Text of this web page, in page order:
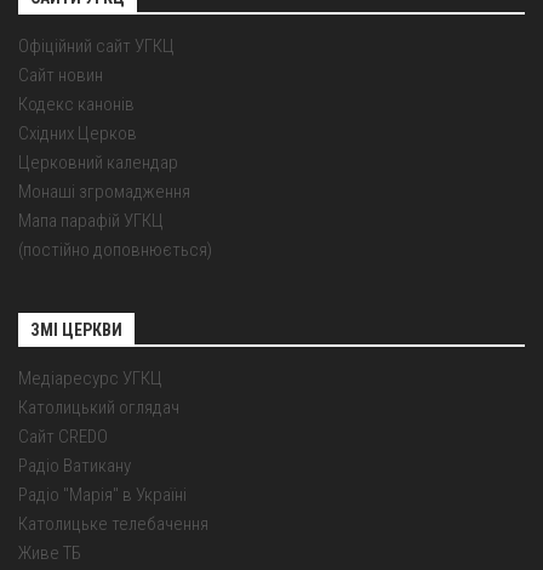
Офіційний сайт УГКЦ
Сайт новин
Кодекс канонів
Східних Церков
Церковний календар
Монаші згромадження
Мапа парафій УГКЦ
(постійно доповнюється)
ЗМІ ЦЕРКВИ
Медіаресурс УГКЦ
Католицький оглядач
Сайт CREDO
Радіо Ватикану
Радіо "Марія" в Україні
Католицьке телебачення
Живе ТБ